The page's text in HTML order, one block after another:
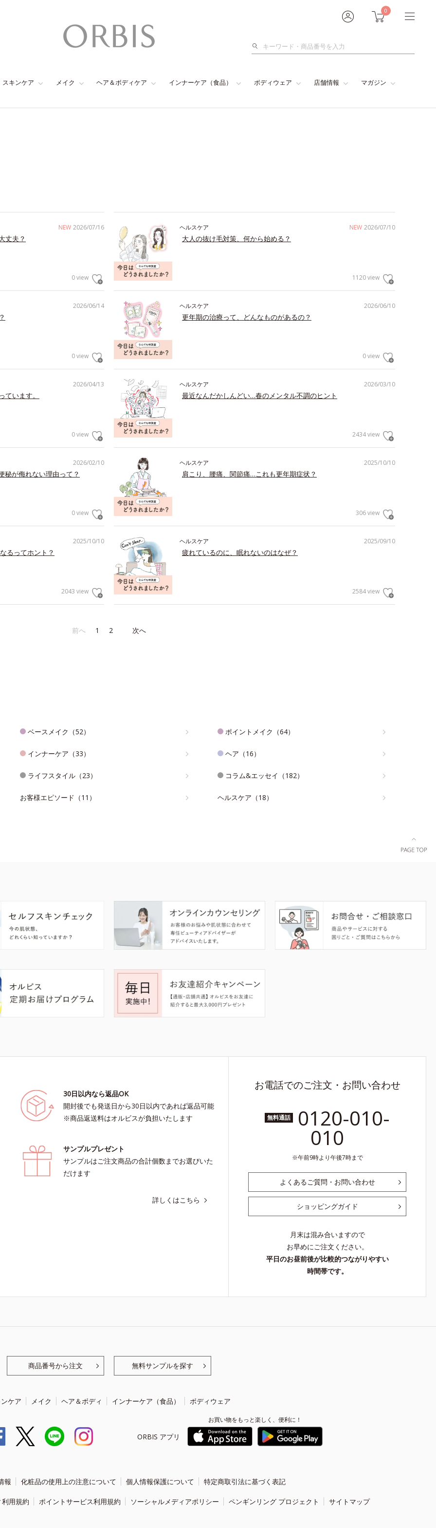
0
検
スキンケア メイク ヘア＆ボディケア インナーケア（食品） ボディウェア 店舗情報 マガジン
NEW 2026/07/16
丈夫？
0 view
NEW 2026/07/10
ヘルスケア
大人の抜け毛対策、何から始める？
1120 view
2026/06/14
0 view
2026/06/10
ヘルスケア
更年期の治療って、どんなものがあるの？
0 view
2026/04/13
います。
0 view
2026/03/10
ヘルスケア
最近なんだかしんどい…春のメンタル不調のヒント
2434 view
2026/02/10
秘が侮れない理由って？
0 view
2025/10/10
ヘルスケア
肩こり、腰痛、関節痛…これも更年期症状？
306 view
2025/10/10
るってホント？
2043 view
2025/09/10
ヘルスケア
疲れているのに、眠れないのはなぜ？
2584 view
前へ 1 2 次へ
ベースメイク（52） ポイントメイク（64）
インナーケア（33） ヘア（16）
ライフスタイル（23） コラム&エッセイ（182）
お客様エピソード（11） ヘルスケア（18）
30日以内なら返品OK
開封後でも発送日から30日以内であれば返品可能
※商品返送料はオルビスが負担いたします
サンプルプレゼント
サンプルはご注文商品の合計個数までお選びいた
だけます
詳しくはこちら
お電話でのご注文・お問い合わせ
無料通話 0120-010-
010
午前9時より午後7時まで
よくあるご質問・お問い合わせ
ショッピングガイド
月末は混み合いますので
お早めにご注文ください。
平日のお昼前後が比較的つながりやすい
時間帯です。
商品番号から注文 無料サンプルを探す
ケア メイク ヘア＆ボディ インナーケア（食品） ボディウェア
ORBIS アプリ
お買い物をもっと楽しく、便利に！
報 化粧品の使用上の注意について 個人情報保護について 特定商取引法に基づく表記
用規約 ポイントサービス利用規約 ソーシャルメディアポリシー ペンギンリング プロジェクト サイトマップ